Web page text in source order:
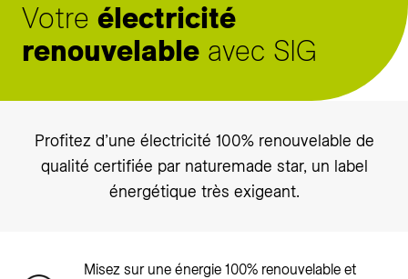
Votre électricité
renouvelable avec SIG
Profitez d’une électricité 100% renouvelable de
qualité certifiée par naturemade star, un label
énergétique très exigeant.
Misez sur une énergie 100% renouvelable et